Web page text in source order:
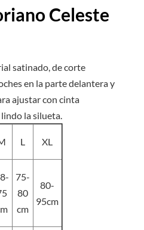
Celeste
satinado, de corte
en la parte delantera y
ajustar con cinta
la silueta.
L XL
75-
80
cm
80-
95cm